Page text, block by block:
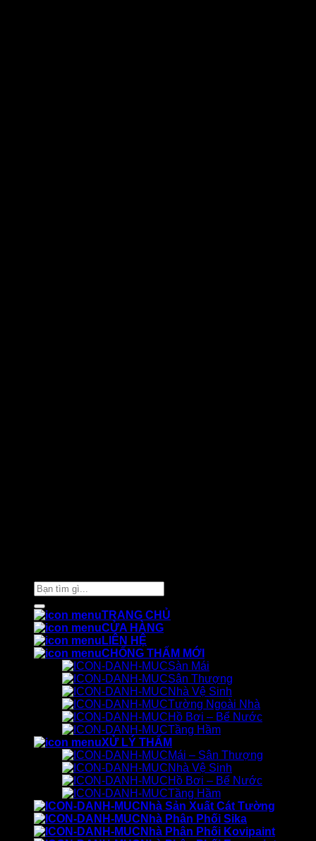
Tìm
kiếm:
TRANG CHỦ
CỬA HÀNG
LIÊN HỆ
CHỐNG THẤM MỚI
Sàn Mái
Sân Thượng
Nhà Vệ Sinh
Tường Ngoài Nhà
Hồ Bơi – Bể Nước
Tầng Hầm
XỬ LÝ THẤM
Mái – Sân Thượng
Nhà Vệ Sinh
Hồ Bơi – Bể Nước
Tầng Hầm
Nhà Sản Xuất Cát Tường
Nhà Phân Phối Sika
Nhà Phân Phối Kovipaint